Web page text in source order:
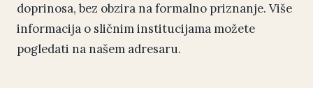
doprinosa, bez obzira na formalno priznanje. Više
informacija o sličnim institucijama možete
pogledati na našem adresaru.